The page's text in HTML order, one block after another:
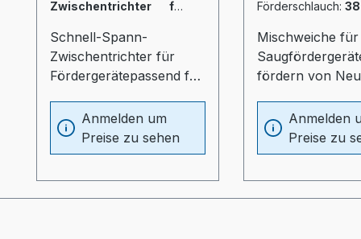
Zwischentrichter für
Schnell-Spann-
Zwischentrichter für
Fördergerätepassend für
2/5/8Verschiebeschlitten
können direkt
angebracht werden
Anmelden um
Preise zu sehen
Förderschlauch:
für Superior
Mischweiche für
fördern von
Fördergeräte mit
Superior- oder
Anmelden
Preise zu